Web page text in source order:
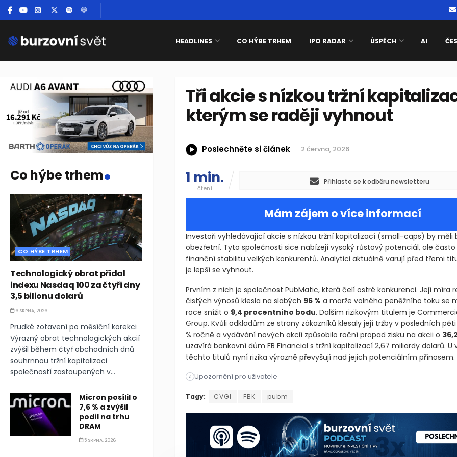
HEADLINES CO HÝBE TRHEM IPO RADAR ÚSPĚCH AI
Tři akcie s nízkou tržní
kterým se raději vyhnout
Poslechněte si článek 2 června, 2026
1 min.
čtení
Přihlaste se k odběru newsletteru
Mám zájem o více informací
Investoři vyhledávající akcie s nízkou tržní kapitalizací (small-caps) by měli
obezřetní. Tyto společnosti sice nabízejí vysoký růstový potenciál, ale
finanční stabilitu velkých konkurentů. Analytici aktuálně varují před třemi
je lepší se vyhnout.
Prvním z nich je společnost PubMatic, která čelí ostré konkurenci. Její míra
čistých výnosů klesla na slabých 96 % a marže volného peněžního toku se
roce snížit o 9,4 procentního bodu. Dalším rizikovým titulem je
Group. Kvůli odkladům ze strany zákazníků klesaly její tržby v posledních
% ročně a vydávání nových akcií způsobilo roční propad zisku na akcii o
uzavírá bankovní dům FB Financial s tržní kapitalizací 2,67 miliardy dolarů. U
těchto titulů nyní rizika výrazně převyšují nad jejich potenciálním přínosem.
Investoři vyhledávající akcie s nízkou tržní kapitalizací by měli být
i Upozornění pro uživatele
Investoři vyhledávající akcie s nízkou tržní kapitalizací (small-caps) by
Tagy: CVGI FBK pubm
Co hýbe trhem.
CO HÝBE TRHEM
Technologický obrat přidal
indexu Nasdaq 100 za čtyři dny
3,5 bilionu dolarů
6 SRPNA, 2026
Prudké zotavení po měsíční korekci
Výrazný obrat technologických akcií
zvýšil během čtyř obchodních dnů
souhrnnou tržní kapitalizaci
společností zastoupených v...
Micron posílil o
7,6 % a zvýšil
podíl na trhu
DRAM
5 SRPNA, 2026